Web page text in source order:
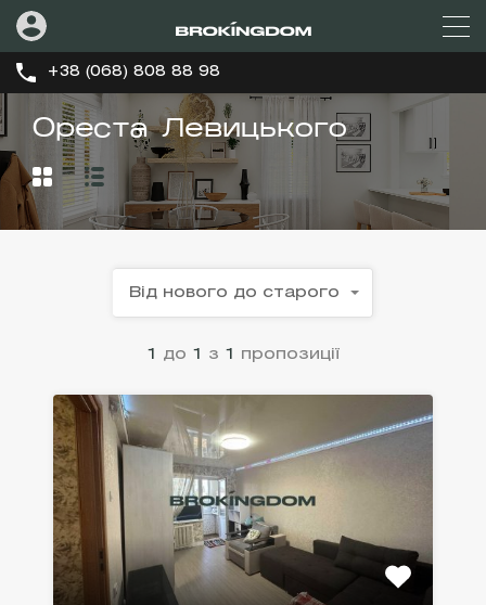
+38 (068) 808 88 98
Ореста Левицького
1 до 1 з 1 пропозиції
Від нового до старого